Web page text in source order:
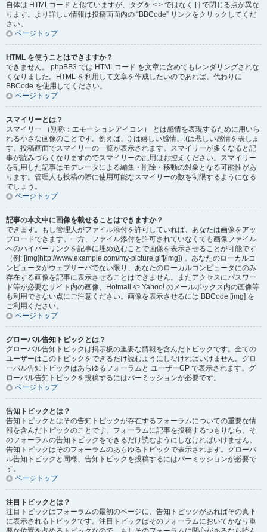
自体は HTMLコード と似ていますが、タグを < > ではなく [ ] で閉じる点が異な
ります。より詳しい情報は投稿画面内の “BBCode” リンクをクリックしてくだ
さい。
ページトップ
HTML を使うことはできますか？
できません。 phpBB3 では HTMLコード を文章に含めてもレンダリングされな
くなりました。HTML を利用して文章を作成したいのであれば、代わりに
BBCode を使用してください。
ページトップ
スマイリーとは？
スマイリー （別称：エモーションアイコン） とは感情を表現するために用いら
れる小さな画像のことです。例えば、:) は嬉しい感情、:(は悲しい感情を表しま
す。投稿画面でスマイリーの一覧が表示されます。スマイリーが多くなると記
事が読みづらくなりますのでスマイリーの乱用はお控えください。スマイリー
を乱用した記事はモデレータによる編集・削除・移動の対象となる可能性があ
ります。管理人も投稿の際に使用可能なスマイリーの数を制限するようになる
でしょう。
ページトップ
記事の本文中に画像を載せることはできますか？
できます。もし管理人がファイル添付を許可していれば、あなたは画像をアッ
プロードできます。一方、ファイル添付を許可されていなくても画像ファイル
へのハイパーリンクを記事に埋め込むことで画像を表示させることが可能です
（例: [img]http://www.example.com/my-picture.gif[/img]) 。あなたのローカルコ
ンピュータがウェブサーバでない限り、あなたのローカルコンピュータにのみ
存在する画像を記事に表示させることはできません。またアクセスにパスワー
ド等が必要なサイト内の画像、Hotmail や Yahoo! のメールボックス内の画像等
も利用できない点にご注意ください。画像を表示させるには BBCode [img] を
ご利用ください。
ページトップ
グローバル告知トピックとは？
グローバル告知トピックは掲示板の重要な情報を含んだトピックです。全ての
ユーザーはこのトピックをできるだけ読むようにしなければいけません。グロ
ーバル告知トピックはあらゆるフォーラムと ユーザーCP で表示されます。グ
ローバル告知トピックを投稿するにはパーミッションが必要です。
ページトップ
告知トピックとは？
告知トピックとはその告知トピックが存在するフォーラムについての重要な情
報を含んだトピックのことです。フォーラムに記事を投稿するつもりなら、そ
のフォーラムの告知トピックをできるだけ読むようにしなければいけません。
告知トピックはそのフォーラムのあらゆるトピックで表示されます。グローバ
ル告知トピックと同様、告知トピックを投稿するにはパーミッションが必要で
す。
ページトップ
注目トピックとは？
注目トピックはフォーラムの最初のページに、告知トピックがあればその真下
に表示されるトピックです。注目トピックはそのフォーラムにおいてかなり重